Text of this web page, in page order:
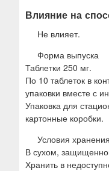
Влияние на
Не влияет.
Форма выпуска
Таблетки 250 мг.
По 10 таблеток в
упаковки вместе с
Упаковка для
картонные коробки.
Условия хранения
В сухом,
Хранить в